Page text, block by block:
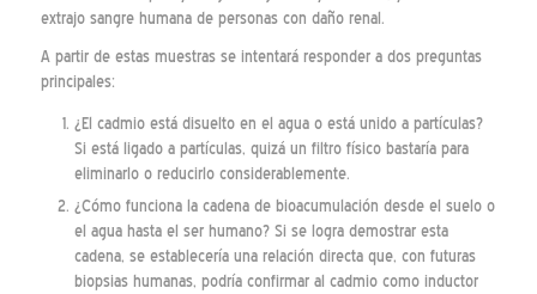
extrajo sangre humana de personas con daño renal.
A partir de estas muestras se intentará responder a dos preguntas
principales:
¿El cadmio está disuelto en el agua o está unido a partículas?
Si está ligado a partículas, quizá un filtro físico bastaría para
eliminarlo o reducirlo considerablemente.
¿Cómo funciona la cadena de bioacumulación desde el suelo o
el agua hasta el ser humano? Si se logra demostrar esta
cadena, se establecería una relación directa que, con futuras
biopsias humanas, podría confirmar al cadmio como inductor